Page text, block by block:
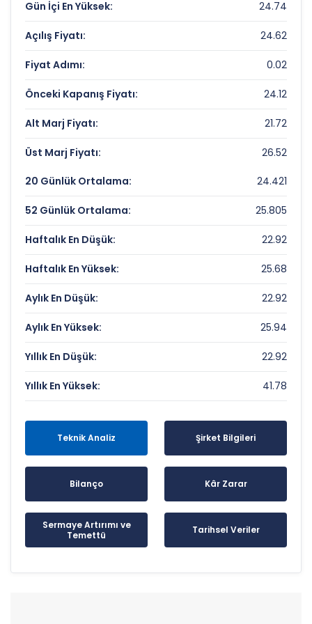
BAGFAS Rekorlar ve Önemli Seviyeler
Bugün Gördüğü En Yüksek Fiyat:
Son 1 Yılın Zirvesi:
41.78 TL
Son 1 Yılın Dibi:
22.92 TL
Gün İçi En Yüksek: 24.74
Açılış Fiyatı: 24.62
Fiyat Adımı: 0.02
Önceki Kapanış Fiyatı: 24.12
Alt Marj Fiyatı: 21.72
Üst Marj Fiyatı: 26.52
20 Günlük Ortalama: 24.421
52 Günlük Ortalama: 25.805
Haftalık En Düşük: 22.92
Haftalık En Yüksek: 25.68
Aylık En Düşük: 22.92
Aylık En Yüksek: 25.94
Yıllık En Düşük: 22.92
Yıllık En Yüksek: 41.78
Teknik Analiz Şirket Bilgileri
Bilanço Kâr Zarar
Sermaye Artırımı ve
Temettü
Tarihsel Veriler